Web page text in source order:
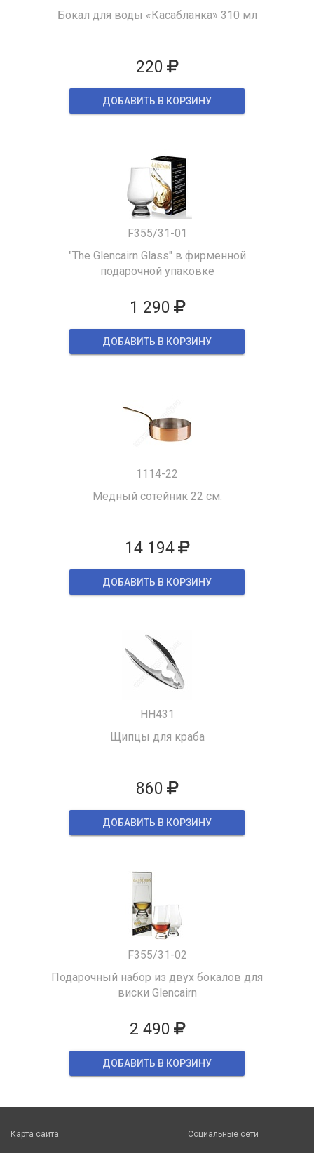
Бокал для воды «Касабланка» 310 мл
220
ДОБАВИТЬ В КОРЗИНУ
F355/31-01
"The Glencairn Glass" в фирменной
подарочной упаковке
1 290
ДОБАВИТЬ В КОРЗИНУ
1114-22
Медный сотейник 22 см.
14 194
ДОБАВИТЬ В КОРЗИНУ
HH431
Щипцы для краба
860
ДОБАВИТЬ В КОРЗИНУ
F355/31-02
Подарочный набор из двух бокалов для
виски Glencairn
2 490
ДОБАВИТЬ В КОРЗИНУ
Карта сайта Социальные сети